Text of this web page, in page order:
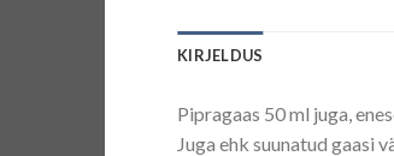
KIRJELDUS
Pipragaas 50 ml juga,
Juga ehk suunatud gaasi